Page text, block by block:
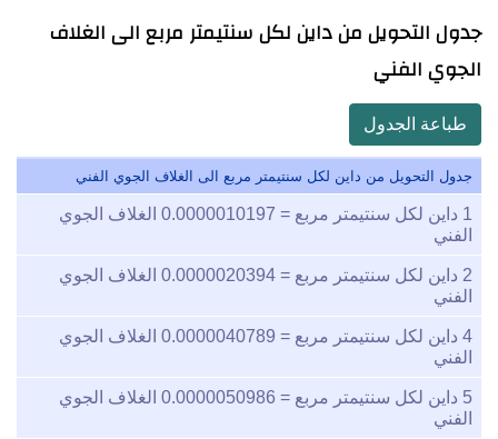
جدول التحويل من داين لكل سنتيمتر مربع الى الغلاف
الجوي الفني
طباعة الجدول
جدول التحويل من داين لكل سنتيمتر مربع الى الغلاف الجوي الفني
1 داين لكل سنتيمتر مربع = 0.0000010197 الغلاف الجوي
الفني
2 داين لكل سنتيمتر مربع = 0.0000020394 الغلاف الجوي
الفني
4 داين لكل سنتيمتر مربع = 0.0000040789 الغلاف الجوي
الفني
5 داين لكل سنتيمتر مربع = 0.0000050986 الغلاف الجوي
الفني